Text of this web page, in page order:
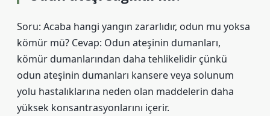
Soru: Acaba hangi yangın zararlıdır, odun mu yoksa
kömür mü? Cevap: Odun ateşinin dumanları,
kömür dumanlarından daha tehlikelidir çünkü
odun ateşinin dumanları kansere veya solunum
yolu hastalıklarına neden olan maddelerin daha
yüksek konsantrasyonlarını içerir.